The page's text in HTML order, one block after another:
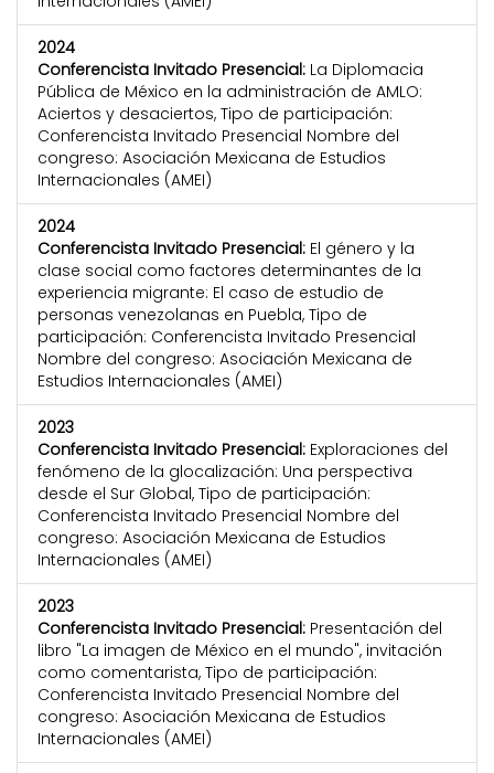
2024
Conferencista Invitado Presencial: La Diplomacia
Pública de México en la administración de AMLO:
Aciertos y desaciertos, Tipo de participación:
Conferencista Invitado Presencial Nombre del
congreso: Asociación Mexicana de Estudios
Internacionales (AMEI)
2024
Conferencista Invitado Presencial: El género y la
clase social como factores determinantes de la
experiencia migrante: El caso de estudio de
personas venezolanas en Puebla, Tipo de
participación: Conferencista Invitado Presencial
Nombre del congreso: Asociación Mexicana de
Estudios Internacionales (AMEI)
2023
Conferencista Invitado Presencial: Exploraciones del
fenómeno de la glocalización: Una perspectiva
desde el Sur Global, Tipo de participación:
Conferencista Invitado Presencial Nombre del
congreso: Asociación Mexicana de Estudios
Internacionales (AMEI)
2023
Conferencista Invitado Presencial: Presentación del
libro "La imagen de México en el mundo", invitación
como comentarista, Tipo de participación:
Conferencista Invitado Presencial Nombre del
congreso: Asociación Mexicana de Estudios
Internacionales (AMEI)